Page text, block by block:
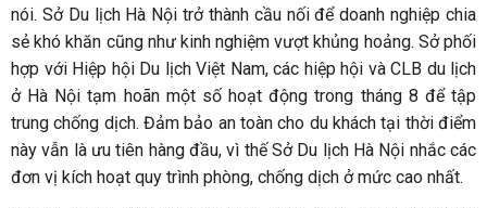
nói. Sở Du lịch Hà Nội trở thành cầu nối để doanh nghiệp chia
sẻ khó khăn cũng như kinh nghiệm vượt khủng hoảng. Sở phối
hợp với Hiệp hội Du lịch Việt Nam, các hiệp hội và CLB du lịch
ở Hà Nội tạm hoãn một số hoạt động trong tháng 8 để tập
trung chống dịch. Đảm bảo an toàn cho du khách tại thời điểm
này vẫn là ưu tiên hàng đầu, vì thế Sở Du lịch Hà Nội nhắc các
đơn vị kích hoạt quy trình phòng, chống dịch ở mức cao nhất.